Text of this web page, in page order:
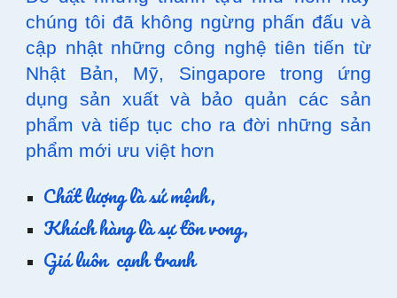
chúng tôi đã không ngừng phấn đấu và
cập nhật những công nghệ tiên tiến từ
Nhật Bản, Mỹ, Singapore trong ứng
dụng sản xuất và bảo quản các sản
phẩm và tiếp tục cho ra đời những sản
phẩm mới ưu việt hơn
Chất lượng là sứ mệnh,
Khách hàng là sự tồn vong,
Giá luôn cạnh tranh